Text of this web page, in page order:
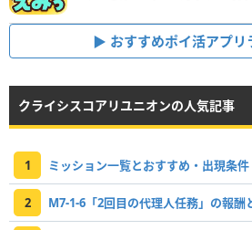
おすすめポイ活アプリ
クライシスコアリユニオンの人気記事
1 ミッション一覧とおすすめ・出現条件
2 M7-1-6「2回目の代理人任務」の報酬